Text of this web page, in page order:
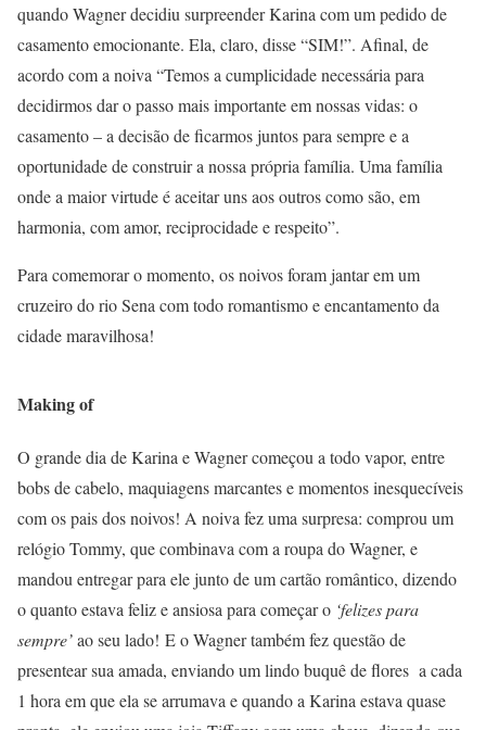
quando Wagner decidiu surpreender Karina com um pedido de
casamento emocionante. Ela, claro, disse “SIM!”. Afinal, de
acordo com a noiva “Temos a cumplicidade necessária para
decidirmos dar o passo mais importante em nossas vidas: o
casamento – a decisão de ficarmos juntos para sempre e a
oportunidade de construir a nossa própria família. Uma família
onde a maior virtude é aceitar uns aos outros como são, em
harmonia, com amor, reciprocidade e respeito”.
Para comemorar o momento, os noivos foram jantar em um
cruzeiro do rio Sena com todo romantismo e encantamento da
cidade maravilhosa!
Making of
O grande dia de Karina e Wagner começou a todo vapor, entre
bobs de cabelo, maquiagens marcantes e momentos inesquecíveis
com os pais dos noivos! A noiva fez uma surpresa: comprou um
relógio Tommy, que combinava com a roupa do Wagner, e
mandou entregar para ele junto de um cartão romântico, dizendo
o quanto estava feliz e ansiosa para começar o ‘felizes para
sempre’ao seu lado! E o Wagner também fez questão de
presentear sua amada, enviando um lindo buquê de flores a cada
1 hora em que ela se arrumava e quando a Karina estava quase